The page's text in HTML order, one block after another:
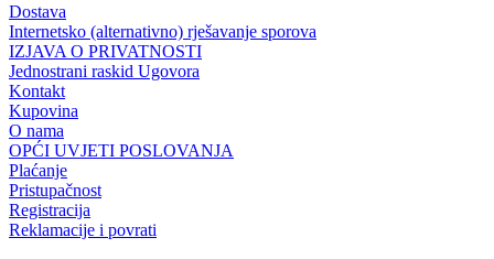
Dostava
Internetsko (alternativno) rješavanje sporova
IZJAVA O PRIVATNOSTI
Jednostrani raskid Ugovora
Kontakt
Kupovina
O nama
OPĆI UVJETI POSLOVANJA
Plaćanje
Pristupačnost
Registracija
Reklamacije i povrati